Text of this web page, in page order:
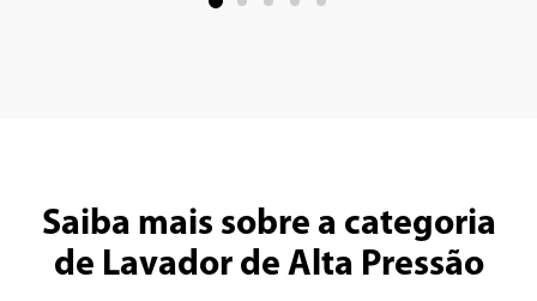
Saiba mais sobre a categoria
de Lavador de Alta Pressão